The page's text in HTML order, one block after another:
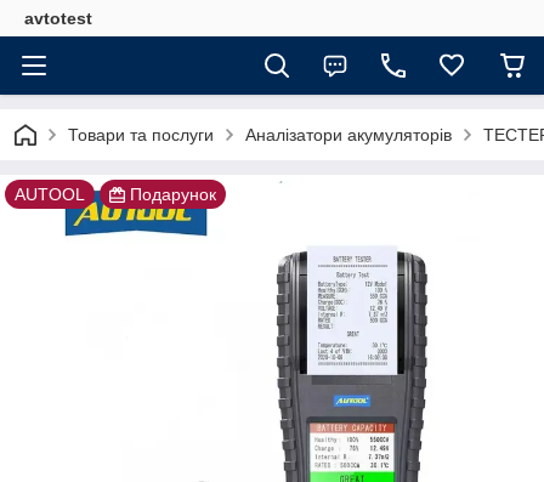
avtotest
Товари та послуги Аналізатори акумуляторів ТЕСТЕР
AUTOOL Подарунок